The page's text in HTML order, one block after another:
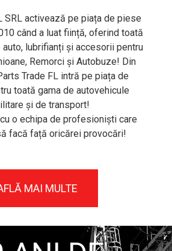
MAI MULTE
SRL activează pe piața de piese
când a luat ființă, oferind toată
lubrifianți și accesorii pentru
Remorci și Autobuze! Din
Trade FLintră pe piața de
toată gama de autovehicule
și de transport!
o echipa de profesioniști care
facă față oricărei provocări!